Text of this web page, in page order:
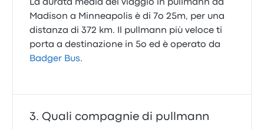
La durata media del viaggio in pullmann da
Madison a Minneapolis è di 7o 25m, per una
distanza di 372 km. Il pullmann più veloce ti
porta a destinazione in 5o ed è operato da
Badger Bus.
Quali compagnie di pullmann